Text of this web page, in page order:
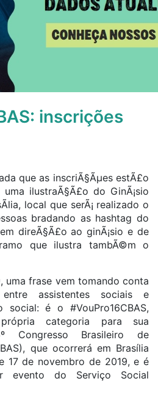
inscrições
uma frase vem tomando conta
assistentes sociais e
social: é o #VouPro16CBAS,
categoria para sua
Congresso Brasileiro de
que ocorrerá em Brasília
17 de novembro de 2019, e é
evento do Serviço Social